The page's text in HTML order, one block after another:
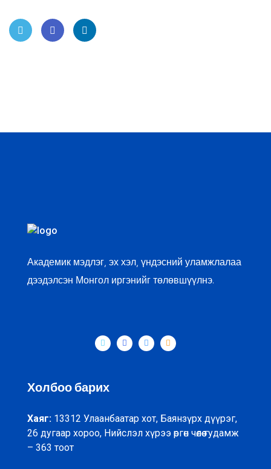
Академик мэдлэг, эх хэл, үндэсний уламжлалаа
дээдэлсэн Монгол иргэнийг төлөвшүүлнэ.
Холбоо барих
Хаяг: 13312 Улаанбаатар хот, Баянзүрх дүүрэг,
26 дугаар хороо, Нийслэл хүрээ өргөн чөлөө гудамж
– 363 тоот